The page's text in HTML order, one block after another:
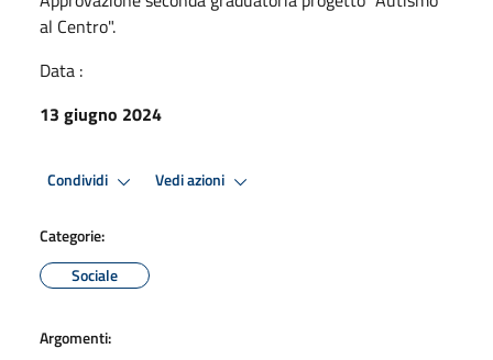
al Centro".
Data :
13 giugno 2024
Condividi Vedi azioni
Categorie:
Sociale
Argomenti: